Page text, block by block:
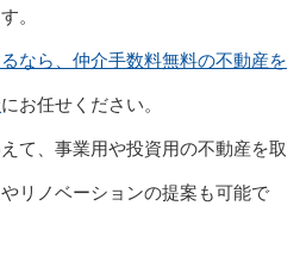
。
なら、仲介手数料無料の不動産を
にお任せください。
て、事業用や投資用の不動産を取
リノベーションの提案も可能で